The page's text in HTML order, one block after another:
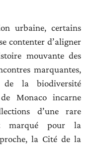
urbaine, certains
contenter d’aligner
mouvante des
marquantes,
la biodiversité
de Monaco incarne
d’une rare
marqué pour la
la Cité de la